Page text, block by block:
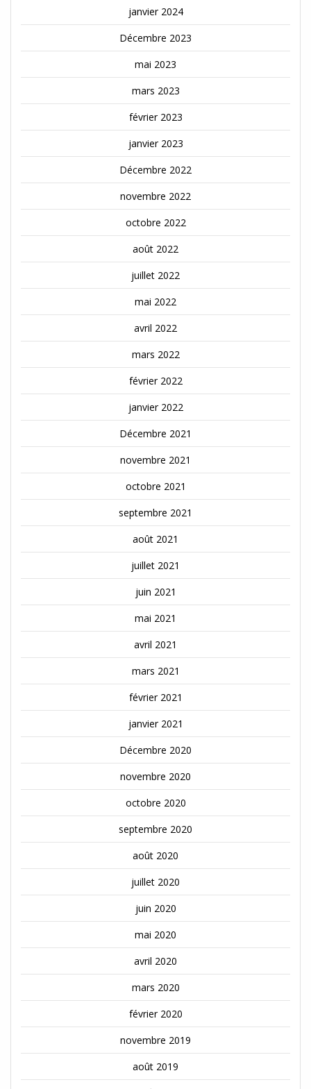
janvier 2024
Décembre 2023
mai 2023
mars 2023
février 2023
janvier 2023
Décembre 2022
novembre 2022
octobre 2022
août 2022
juillet 2022
mai 2022
avril 2022
mars 2022
février 2022
janvier 2022
Décembre 2021
novembre 2021
octobre 2021
septembre 2021
août 2021
juillet 2021
juin 2021
mai 2021
avril 2021
mars 2021
février 2021
janvier 2021
Décembre 2020
novembre 2020
octobre 2020
septembre 2020
août 2020
juillet 2020
juin 2020
mai 2020
avril 2020
mars 2020
février 2020
novembre 2019
août 2019